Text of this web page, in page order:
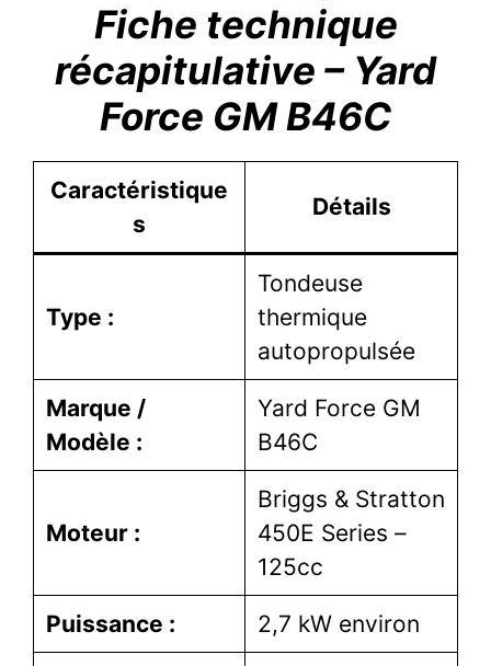
Fiche technique
récapitulative – Yard
Force GM B46C
Caractéristique
s
Détails
Type :
Tondeuse
thermique
autopropulsée
Marque /
Modèle :
Yard Force GM
B46C
Moteur :
Briggs & Stratton
450E Series –
125cc
Puissance : 2,7 kW environ